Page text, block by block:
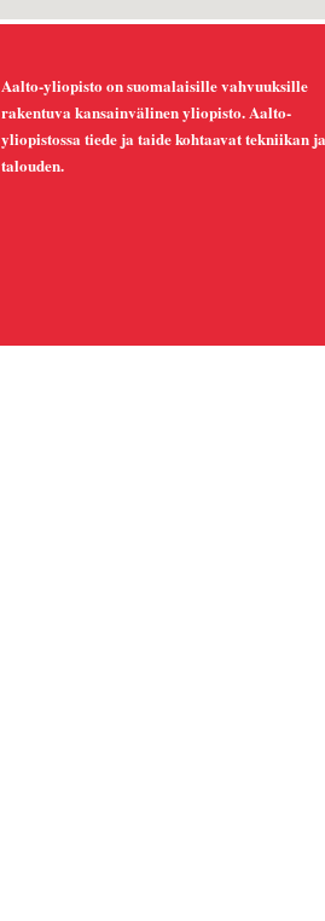
Aalto-yliopisto on suomalaisille vahvuuksille
rakentuva kansainvälinen yliopisto. Aalto-
yliopistossa tiede ja taide kohtaavat tekniikan ja
talouden.